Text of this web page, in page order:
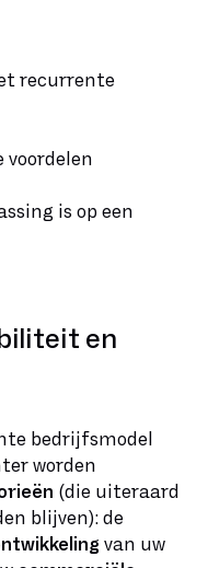
recurrente
is op een
en
bedrijfsmodel
worden
(die uiteraard
blijven): de
van uw